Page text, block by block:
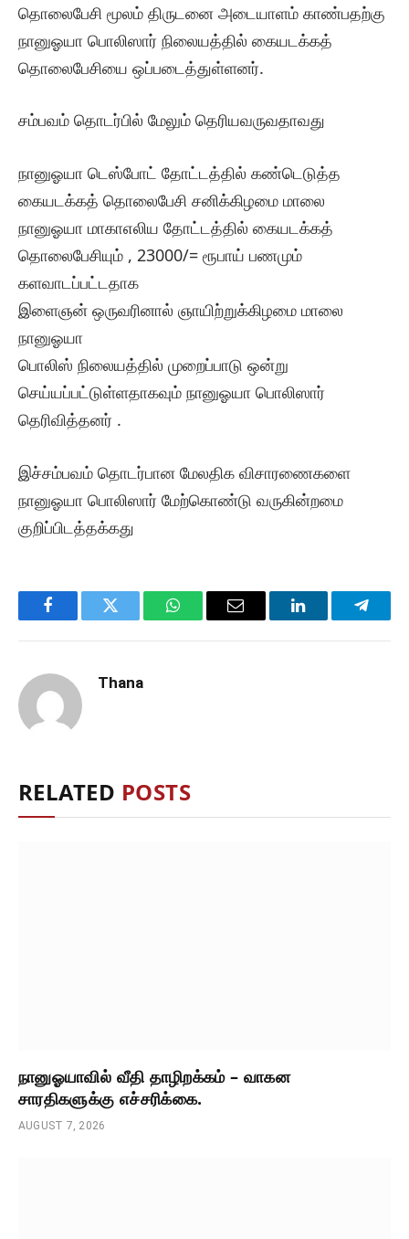
தொலைபேசி மூலம் திருடனை அடையாளம் காண்பதற்கு
நானுஓயா பொலிஸார் நிலையத்தில் கையடக்கத்
தொலைபேசியை ஒப்படைத்துள்ளனர்.
சம்பவம் தொடர்பில் மேலும் தெரியவருவதாவது
நானுஓயா டெஸ்போட் தோட்டத்தில் கண்டெடுத்த
கையடக்கத் தொலைபேசி சனிக்கிழமை மாலை
நானுஓயா மாகாஎலிய தோட்டத்தில் கையடக்கத்
தொலைபேசியும் , 23000/= ரூபாய் பணமும்
களவாடப்பட்டதாக
இளைஞன் ஒருவரினால் ஞாயிற்றுக்கிழமை மாலை
நானுஓயா
பொலிஸ் நிலையத்தில் முறைப்பாடு ஒன்று
செய்யப்பட்டுள்ளதாகவும் நானுஓயா பொலிஸார்
தெரிவித்தனர் .
இச்சம்பவம் தொடர்பான மேலதிக விசாரணைகளை
நானுஓயா பொலிஸார் மேற்கொண்டு வருகின்றமை
குறிப்பிடத்தக்கது
FacebookTwitter WhatsAppEmail LinkedIn
Thana
RELATED POSTS
நானுஓயாவில் வீதி தாழிறக்கம் – வாகன
சாரதிகளுக்கு எச்சரிக்கை.
AUGUST 7, 2026